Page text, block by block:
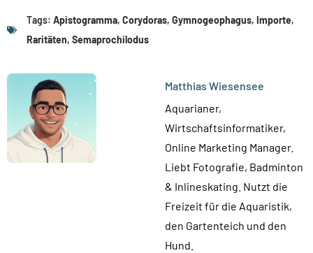
Tags: Apistogramma, Corydoras, Gymnogeophagus, Importe,
Raritäten, Semaprochilodus
Matthias Wiesensee
Aquarianer,
Wirtschaftsinformatiker,
Online Marketing Manager.
Liebt Fotografie, Badminton
& Inlineskating. Nutzt die
Freizeit für die Aquaristik,
den Gartenteich und den
Hund.